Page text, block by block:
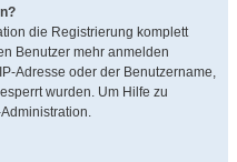
die Registrierung komplett
Benutzer mehr anmelden
Adresse oder der Benutzername,
wurden. Um Hilfe zu